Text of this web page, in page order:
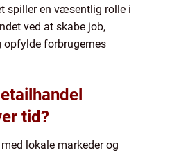
spiller en væsentlig rolle i
ved at skabe job,
forbrugernes
tid?
lokale markeder og